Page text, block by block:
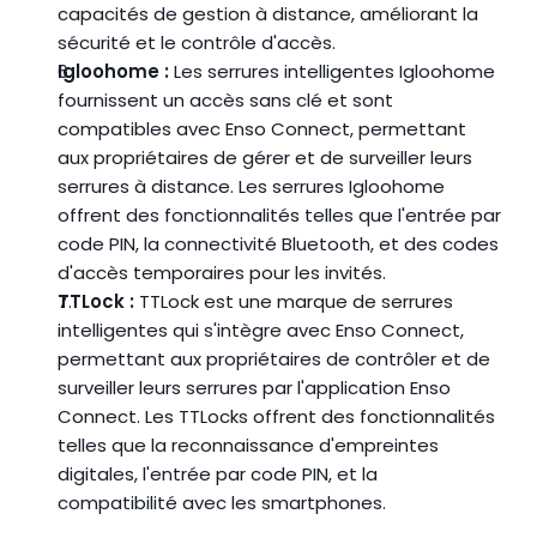
capacités de gestion à distance, améliorant la
sécurité et le contrôle d'accès.
Igloohome : Les serrures intelligentes Igloohome
fournissent un accès sans clé et sont
compatibles avec Enso Connect, permettant
aux propriétaires de gérer et de surveiller leurs
serrures à distance. Les serrures Igloohome
offrent des fonctionnalités telles que l'entrée par
code PIN, la connectivité Bluetooth, et des codes
d'accès temporaires pour les invités.
TTLock : TTLock est une marque de serrures
intelligentes qui s'intègre avec Enso Connect,
permettant aux propriétaires de contrôler et de
surveiller leurs serrures par l'application Enso
Connect. Les TTLocks offrent des fonctionnalités
telles que la reconnaissance d'empreintes
digitales, l'entrée par code PIN, et la
compatibilité avec les smartphones.